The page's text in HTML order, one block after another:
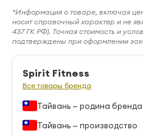
*Информация о товаре, включая
носит справочный характер и не
437 ГК РФ). Точная стоимость и
подтверждены при оформлении
Spirit Fitness
Все товары бренда
Тайвань — родина бренда
Тайвань — производство